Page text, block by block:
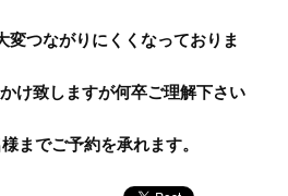
変つながりにくくなっておりま
け致しますが何卒ご理解下さい
までご予約を承れます。